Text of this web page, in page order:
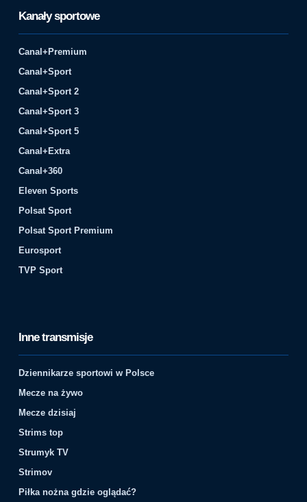
Kanały sportowe
Canal+Premium
Canal+Sport
Canal+Sport 2
Canal+Sport 3
Canal+Sport 5
Canal+Extra
Canal+360
Eleven Sports
Polsat Sport
Polsat Sport Premium
Eurosport
TVP Sport
Inne transmisje
Dziennikarze sportowi w Polsce
Mecze na żywo
Mecze dzisiaj
Strims top
Strumyk TV
Strimov
Piłka nożna gdzie oglądać?